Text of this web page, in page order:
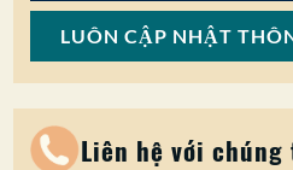
LUÔN CẬP NHẬT
Liên hệ với chúng